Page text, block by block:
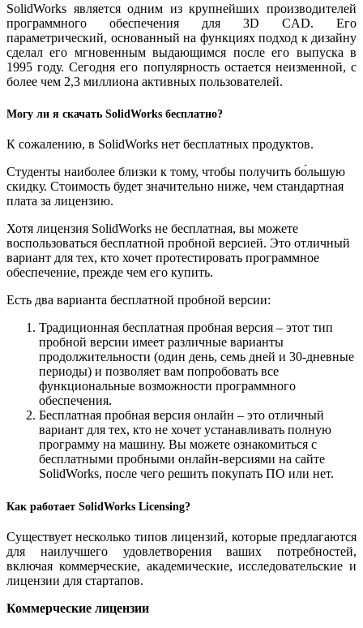
SolidWorks является одним из крупнейших производителей
программного обеспечения для 3D CAD. Его
параметрический, основанный на функциях подход к дизайну
сделал его мгновенным выдающимся после его выпуска в
1995 году. Сегодня его популярность остается неизменной, с
более чем 2,3 миллиона активных пользователей.
Могу ли я скачать SolidWorks бесплатно?
К сожалению, в SolidWorks нет бесплатных продуктов.
Студенты наиболее близки к тому, чтобы получить бо́льшую
скидку. Стоимость будет значительно ниже, чем стандартная
плата за лицензию.
Хотя лицензия SolidWorks не бесплатная, вы можете
воспользоваться бесплатной пробной версией. Это отличный
вариант для тех, кто хочет протестировать программное
обеспечение, прежде чем его купить.
Есть два варианта бесплатной пробной версии:
Традиционная бесплатная пробная версия – этот тип
пробной версии имеет различные варианты
продолжительности (один день, семь дней и 30-дневные
периоды) и позволяет вам попробовать все
функциональные возможности программного
обеспечения.
Бесплатная пробная версия онлайн – это отличный
вариант для тех, кто не хочет устанавливать полную
программу на машину. Вы можете ознакомиться с
бесплатными пробными онлайн-версиями на сайте
SolidWorks, после чего решить покупать ПО или нет.
Как работает SolidWorks Licensing?
Существует несколько типов лицензий, которые предлагаются
для наилучшего удовлетворения ваших потребностей,
включая коммерческие, академические, исследовательские и
лицензии для стартапов.
Коммерческие лицензии